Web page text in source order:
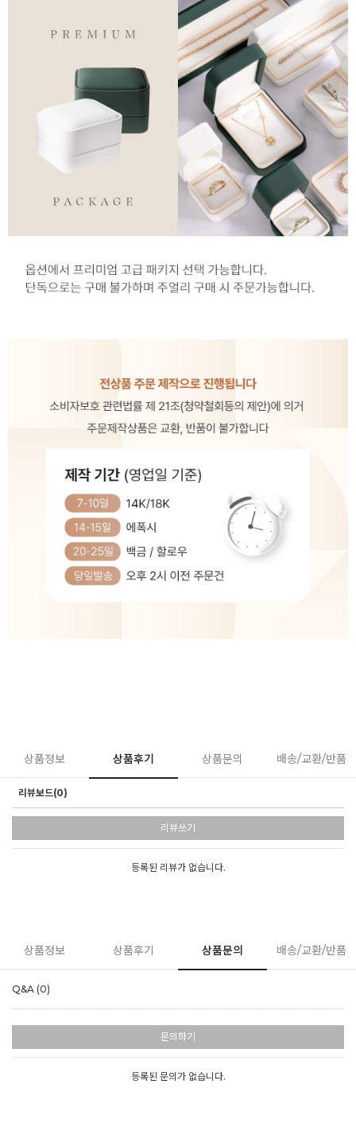
상품정보 상품후기 상품문의 배송/교환/반품
리뷰보드(0)
리뷰쓰기
등록된 리뷰가 없습니다.
상품정보 상품후기 상품문의 배송/교환/반품
Q&A (0)
문의하기
등록된 문의가 없습니다.